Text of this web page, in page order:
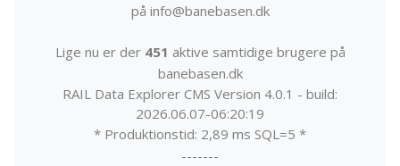
på info@banebasen.dk
Lige nu er der 451 aktive samtidige brugere på
banebasen.dk
RAIL Data Explorer CMS Version 4.0.1 - build:
2026.06.07-06:20:19
* Produktionstid: 2,89 ms SQL=5 *
-------